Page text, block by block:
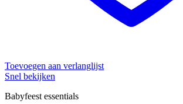
Toevoegen aan verlanglijst
Snel bekijken
Babyfeest essentials